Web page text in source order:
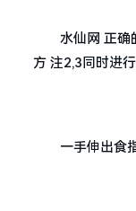
水仙网 正确
方 注2,3同时进行
一手伸出食